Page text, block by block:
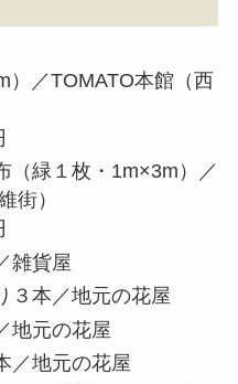
）／TOMATO本館（西
（緑１枚・1m×3m）／
街）
雑貨屋
３本／地元の花屋
地元の花屋
／地元の花屋